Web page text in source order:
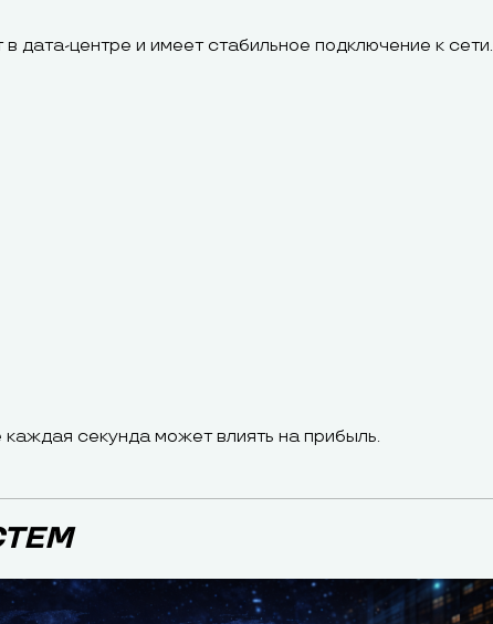
дата-центре и имеет стабильное подключение к сети.
секунда может влиять на прибыль.